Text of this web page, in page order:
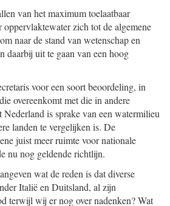
van het maximum toelaatbaar
zich tot de algemene
naar de stand van wetenschap en
daarbij uit te gaan van een hoog
voor een soort beoordeling, in
overeenkomt met die in andere
is sprake van een watermilieu
landen te vergelijken is. De
juist meer ruimte voor nationale
nu nog geldende richtlijn.
wat de reden is dat diverse
Italië en Duitsland, al zijn
terwijl wij er nog over nadenken? Wat